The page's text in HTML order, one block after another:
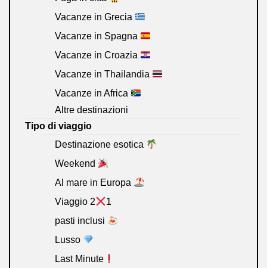
Vacanze in Grecia
Vacanze in Spagna
Vacanze in Croazia
Vacanze in Thailandia
Vacanze in Africa
Altre destinazioni
Tipo di viaggio
Destinazione esotica
Weekend
Al mare in Europa
Viaggio 2
1
pasti inclusi
Lusso
Last Minute